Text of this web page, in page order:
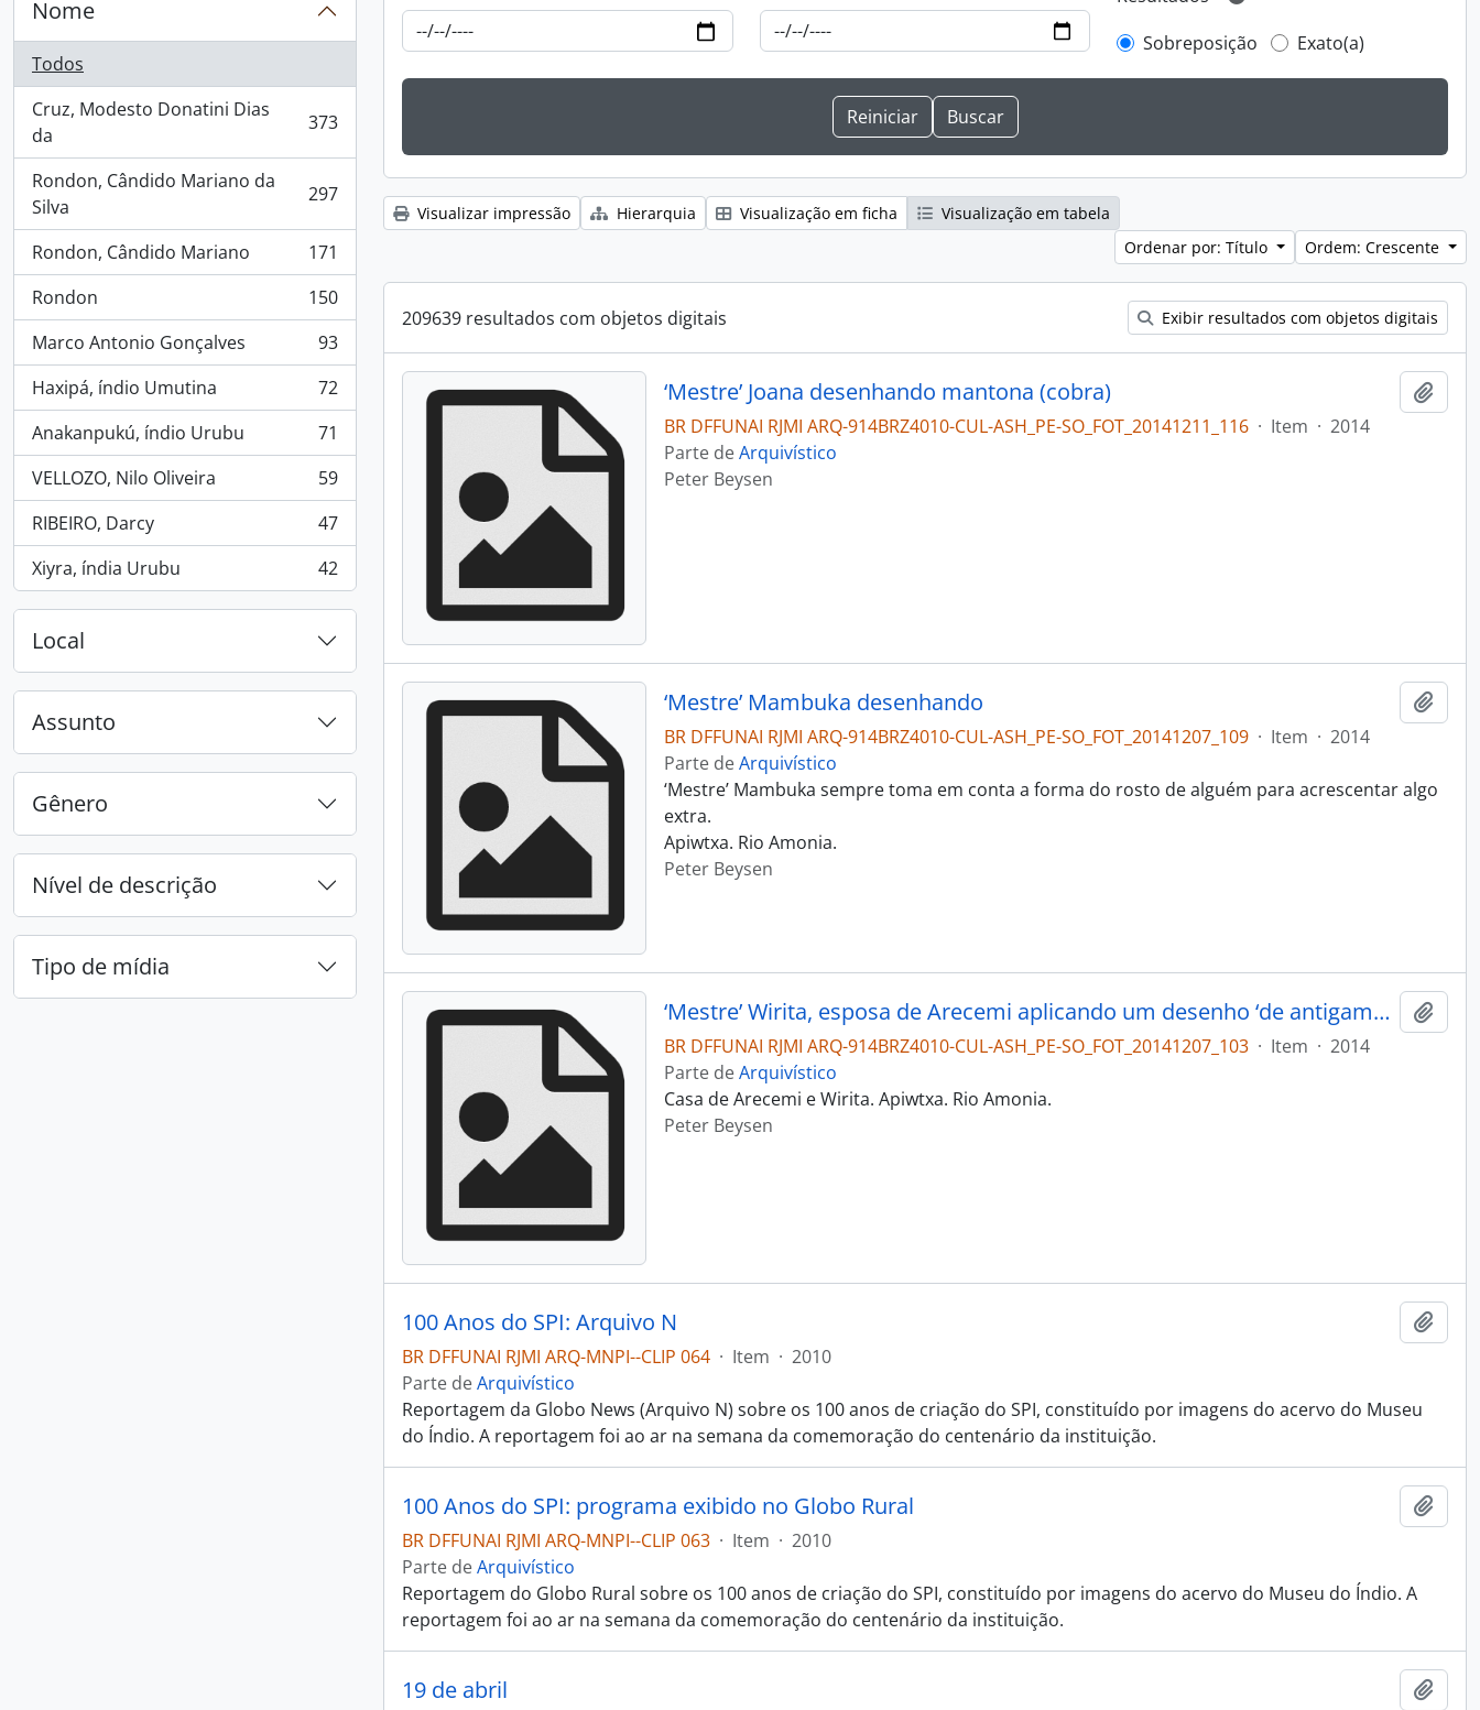
Nome
Todos
Cruz, Modesto Donatini Dias
da
, 373 resultados 373
Rondon, Cândido Mariano da
Silva
, 297 resultados 297
Rondon, Cândido Mariano
, 171 resultados
171
Rondon
, 150 resultados
150
Marco Antonio Gonçalves
, 93 resultados
93
Haxipá, índio Umutina
, 72 resultados
72
Anakanpukú, índio Urubu
, 71 resultados
71
VELLOZO, Nilo Oliveira
, 59 resultados
59
RIBEIRO, Darcy
, 47 resultados
47
Xiyra, índia Urubu
, 42 resultados 42
Local
Assunto
Gênero
Nível de descrição
Tipo de mídia
Sobreposição
Exato(a)
Visualizar impressão Hierarquia Visualização em ficha
Visualização em tabela
Ordenar por: Título
Ordem: Crescente
209639 resultados com objetos digitais Exibir resultados com objetos digitais
‘Mestre’ Joana desenhando mantona (cobra)
BR DFFUNAI RJMI ARQ-914BRZ4010-CUL-ASH_PE-SO_FOT_20141211_116 · Item · 2014
Parte deArquivístico
Peter Beysen
‘Mestre’ Mambuka desenhando
BR DFFUNAI RJMI ARQ-914BRZ4010-CUL-ASH_PE-SO_FOT_20141207_109 · Item · 2014
Parte deArquivístico
‘Mestre’ Mambuka sempre toma em conta a forma do rosto de alguém para acrescentar algo
extra.
Apiwtxa. Rio Amonia.
Peter Beysen
‘Mestre’ Wirita, esposa de Arecemi aplicando um desenho ‘de antigamente’ no rosto de Yara.
BR DFFUNAI RJMI ARQ-914BRZ4010-CUL-ASH_PE-SO_FOT_20141207_103 · Item · 2014
Parte deArquivístico
Casa de Arecemi e Wirita. Apiwtxa. Rio Amonia.
Peter Beysen
100 Anos do SPI: Arquivo N
BR DFFUNAI RJMI ARQ-MNPI--CLIP 064 · Item · 2010
Parte deArquivístico
Reportagem da Globo News (Arquivo N) sobre os 100 anos de criação do SPI, constituído por imagens do acervo do Museu
do Índio. A reportagem foi ao ar na semana da comemoração do centenário da instituição.
100 Anos do SPI: programa exibido no Globo Rural
BR DFFUNAI RJMI ARQ-MNPI--CLIP 063 · Item · 2010
Parte deArquivístico
Reportagem do Globo Rural sobre os 100 anos de criação do SPI, constituído por imagens do acervo do Museu do Índio. A
reportagem foi ao ar na semana da comemoração do centenário da instituição.
19 de abril